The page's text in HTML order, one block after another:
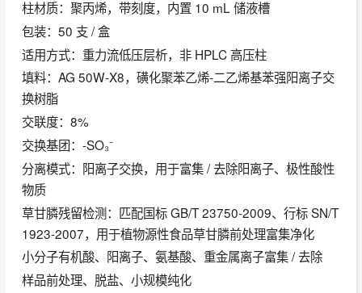
柱材质：聚丙烯，带刻度，内置 10 mL 储液槽
包装：50 支 / 盒
适用方式：重力流低压层析，非 HPLC 高压柱
填料：AG 50W‑X8，磺化聚苯乙烯‑二乙烯基苯强阳离子交
换树脂
交联度：8%
交换基团：‑SO₃⁻
分离模式：阳离子交换，用于富集 / 去除阳离子、极性酸性
物质
草甘膦残留检测：匹配国标 GB/T 23750‑2009、行标 SN/T
1923‑2007，用于植物源性食品草甘膦前处理富集净化
小分子有机酸、阳离子、氨基酸、重金属离子富集 / 去除
样品前处理、脱盐、小规模纯化